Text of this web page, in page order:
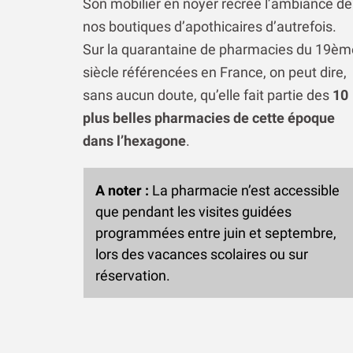
Son mobilier en noyer recrée l’ambiance de
nos boutiques d’apothicaires d’autrefois.
Sur la quarantaine de pharmacies du
siècle référencées en France, on peut dire,
sans aucun doute, qu’elle fait partie des 10
plus belles pharmacies de cette époque
dans l’hexagone.
A noter : La pharmacie n’est accessible
que pendant les visites guidées
programmées entre juin et septembre,
lors des vacances scolaires ou sur
réservation.